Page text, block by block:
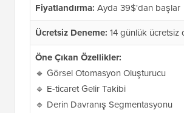
Fiyatlandırma: Ayda 39$'dan başlar
Ücretsiz Deneme: 14 günlük ücretsiz
Öne Çıkan Özellikler:
🔹 Görsel Otomasyon Oluşturucu
🔹 E-ticaret Gelir Takibi
🔹 Derin Davranış Segmentasyonu